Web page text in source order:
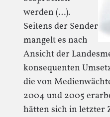
werden (…).
Seitens der Sender
mangelt es nach
Ansicht der
konsequenten
die von
2004 und 2005
hätten sich in letzter